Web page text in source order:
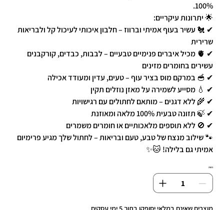
100%.
🌟 יתרונות עיקריים:
✔ 🐔 עשיר בעוף אמיתי וברווז – חלבון איכותי לעיכול קל ולבריאות
שרירית
✔ 🫀 מכיל איברים פנימיים טבעיים – לבבות, כבדים, קורקבנים
עשירים בחומרים מזינים
✔ 🥣 במרקם מוס בציר עוף – טעים, עדין ומעודד אכילה
✔ 💧 מסייע לשמירה על מאזן נוזלים תקין
✔ 🌾 ללא דגנים – מותאם לחתולים עם רגישויות
✔ 🍃 תזונה טבעית 100% מלאה ומאוזנת
✔ 🚫 ללא תוספים מלאכותיים או חומרים משמרים
🐾 שילוב מנצח של טבע, טעם ובריאות – לחתול שלך מגיע פרימיום
אמיתי גם בלילה! 🐱✨
כמות